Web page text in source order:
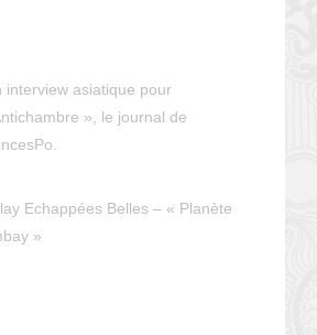
interview asiatique pour
», le journal de
Echappées Belles – « Planète
»